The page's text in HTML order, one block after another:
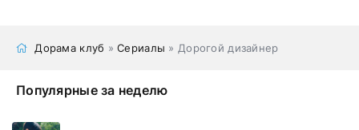
Дорама клуб »Сериалы » Дорогой дизайнер
Популярные за неделю